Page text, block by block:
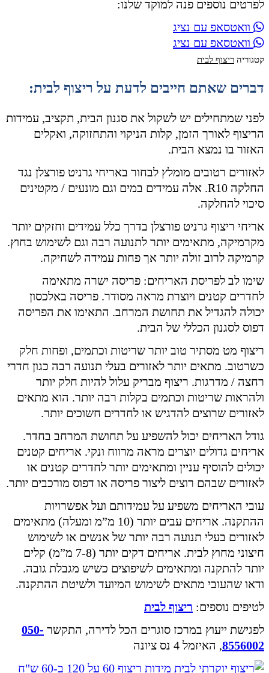
לפרטים נוספים פנה למוקד שלנו:
וואטסאפ עם נציג
וואטסאפ עם נציג
קטגוריה ריצוף לבית
דברים שאתם חייבים לדעת על ריצוף לבית:
לפני שמתחילים יש לשקול את סגנון הבית, תקציב, עמידות
הריצוף לאורך הזמן, קלות הניקוי והתחזוקה, ואקלים
האזור בו נמצא הבית.
לאזורים רטובים מומלץ לבחור באריחי גרניט פורצלן נגד
החלקה R10. אלה עמידים במים וגם מונעים / מקטינים
סיכוי להחלקה.
אריחי ריצוף גרניט פורצלן בדרך כלל עמידים וחזקים יותר
מקרמיקה, מתאימים יותר לתנועה רבה וגם לשימוש בחוץ.
קרמיקה לרוב זולה יותר אך פחות עמידה לשחיקה.
שימו לב לפריסת האריחים: פריסה ישרה מתאימה
לחדרים קטנים ויוצרת מראה מסודר. פריסה באלכסון
יכולה להגדיל את תחושת המרחב. התאימו את הפריסה
דפוס לסגנון הכללי של הבית.
ריצוף מט מסתיר טוב יותר שריטות וכתמים, ופחות חלק
כשרטוב. מתאים יותר לאזורים בעלי תנועה רבה כגון חדרי
רחצה / מדרגות. ריצוף מבריק עלול להיות חלק יותר
ולהראות שריטות וכתמים בקלות רבה יותר. הוא מתאים
לאזורים שרוצים להדגיש או לחדרים חשוכים יותר.
גודל האריחים יכול להשפיע על תחושת המרחב בחדר.
אריחים גדולים יוצרים מראה מרווח ונקי. אריחים קטנים
יכולים להוסיף עניין ומתאימים יותר לחדרים קטנים או
לאזורים שבהם רוצים ליצור פריסה או דפוס מורכבים יותר.
עובי האריחים משפיע על עמידותם ועל אפשרויות
ההתקנה. אריחים עבים יותר (10 מ”מ ומעלה) מתאימים
לאזורים בעלי תנועה רבה יותר של אנשים או לשימוש
חיצוני מחוץ לבית. אריחים דקים יותר (7-8 מ”מ) קלים
יותר להתקנה ומתאימים לשיפוצים כשיש מגבלת גובה.
ודאו שהעובי מתאים לשימוש המיועד ולשיטת ההתקנה.
לטיפים נוספים: ריצוף לבית
לפגישת ייעוץ במרכז סוגרים הכל לדירה, התקשר 050-
8556002, האיזמל 4 נס ציונה